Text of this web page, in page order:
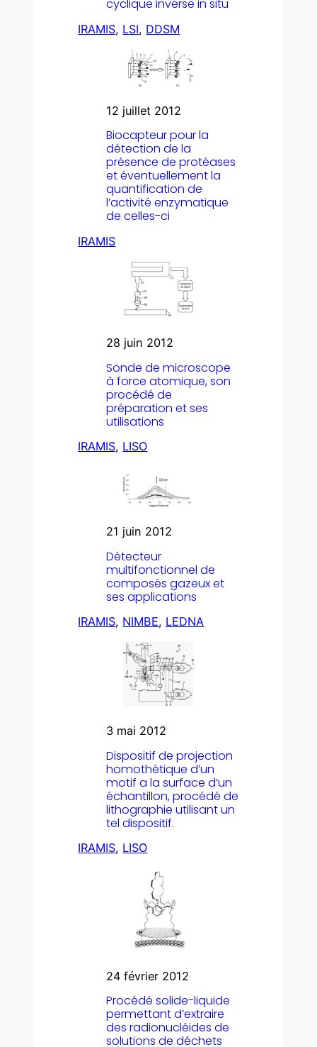
cyclique inverse in situ
IRAMIS, LSI, DDSM
12 juillet 2012
Biocapteur pour la
détection de la
présence de protéases
et éventuellement la
quantification de
l’activité enzymatique
de celles-ci
IRAMIS
28 juin 2012
Sonde de microscope
à force atomique, son
procédé de
préparation et ses
utilisations
IRAMIS, LISO
21 juin 2012
Détecteur
multifonctionnel de
composés gazeux et
ses applications
IRAMIS, NIMBE, LEDNA
3 mai 2012
Dispositif de projection
homothétique d’un
motif a la surface d’un
échantillon, procédé de
lithographie utilisant un
tel dispositif.
IRAMIS, LISO
24 février 2012
Procédé solide-liquide
permettant d’extraire
des radionucléides de
solutions de déchets